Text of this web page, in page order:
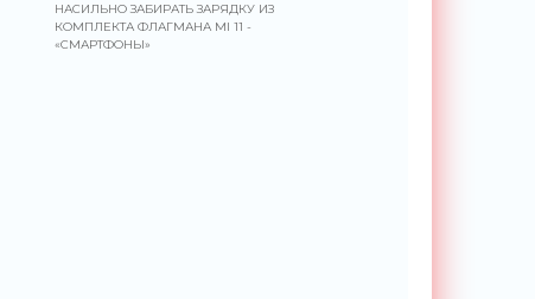
НАСИЛЬНО ЗАБИРАТЬ ЗАРЯДКУ ИЗ
КОМПЛЕКТА ФЛАГМАНА MI 11 -
«СМАРТФОНЫ»